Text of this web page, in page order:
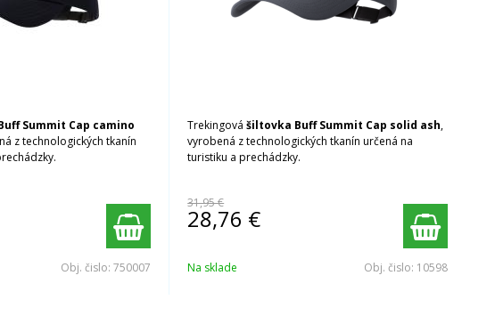
Summit Cap camino
z technologických tkanín
Obj. čislo:750007
Trekingová šiltovka Buff Summit Cap solid ash,
vyrobená z technologických tkanín určená na
turistiku a prechádzky.
31,95 €
28,76 €
Na sklade Obj. čislo: 10598